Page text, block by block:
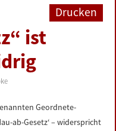
Drucken
ist
Geordnete-
ab-Gesetz‘ – widerspricht